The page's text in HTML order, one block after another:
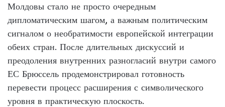
Молдовы стало не просто очередным
дипломатическим шагом, а важным политическим
сигналом о необратимости европейской интеграции
обеих стран. После длительных дискуссий и
преодоления внутренних разногласий внутри самого
ЕС Брюссель продемонстрировал готовность
перевести процесс расширения с символического
уровня в практическую плоскость.